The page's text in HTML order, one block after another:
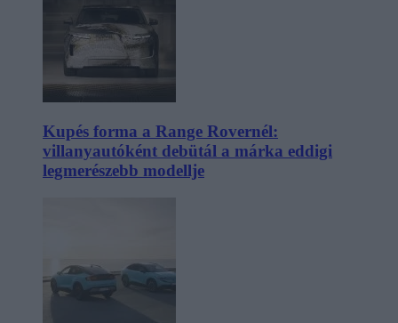
Kupés forma a Range Rovernél:
villanyautóként debütál a márka eddigi
legmerészebb modellje